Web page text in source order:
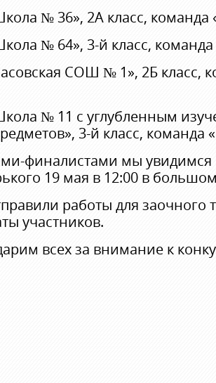
№ 36», 2А класс, команда
№ 64», 3-й класс, команда
СОШ № 1», 2Б класс,
№ 11 с углубленным
3-й класс, команда
финалистами мы увидимся
19 мая в 12:00 в
работы для заочного
участников.
всех за внимание к